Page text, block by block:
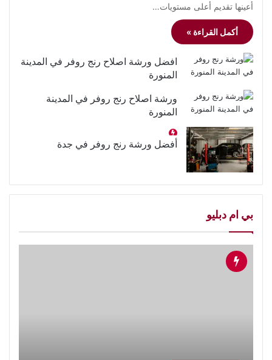
أعينها تقديم أعلى مستويات…
أكمل القراءة »
افضل ورشة اصلاح رنج روفر في المدينة
المنورة
ورشة اصلاح رنج روفر في المدينة
المنورة
أفضل ورشة رنج روفر في جدة
بي ام دبليو